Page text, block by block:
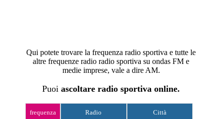
Qui potete trovare la frequenza radio sportiva e tutte le
altre frequenze radio radio sportiva su ondas FM e
medie imprese, vale a dire AM.
Puoi ascoltare radio sportiva online.
frequenza Radio Città